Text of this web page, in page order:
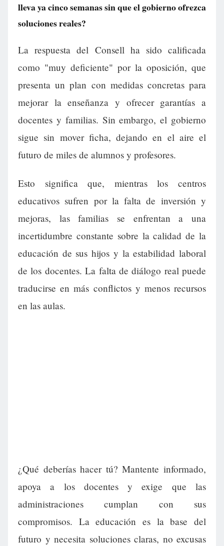
lleva ya cinco semanas sin que el gobierno ofrezca
soluciones reales?
La respuesta del Consell ha sido calificada
como "muy deficiente" por la oposición, que
presenta un plan con medidas concretas para
mejorar la enseñanza y ofrecer garantías a
docentes y familias. Sin embargo, el gobierno
sigue sin mover ficha, dejando en el aire el
futuro de miles de alumnos y profesores.
Esto significa que, mientras los centros
educativos sufren por la falta de inversión y
mejoras, las familias se enfrentan a una
incertidumbre constante sobre la calidad de la
educación de sus hijos y la estabilidad laboral
de los docentes. La falta de diálogo real puede
traducirse en más conflictos y menos recursos
en las aulas.
¿Qué deberías hacer tú? Mantente informado,
apoya a los docentes y exige que las
administraciones cumplan con sus
compromisos. La educación es la base del
futuro y necesita soluciones claras, no excusas